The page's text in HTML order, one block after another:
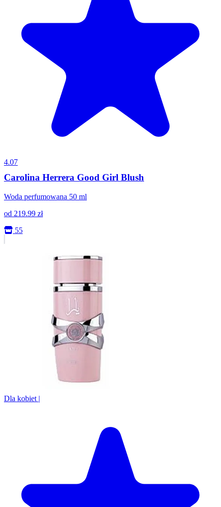
4.07
Carolina Herrera Good Girl Blush
Woda perfumowana 50 ml
od 219.99 zł
55
Dla kobiet |